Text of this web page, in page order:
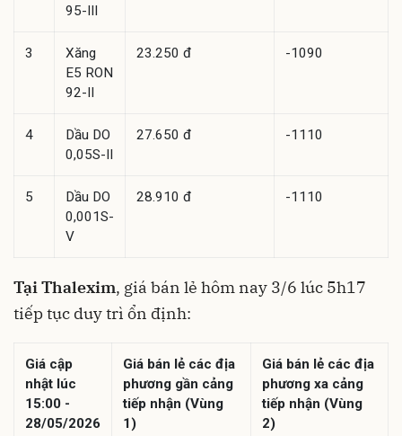
95-III
3
Xăng
E5 RON
92-II
23.250 đ -1090
4
Dầu DO
0,05S-II
27.650 đ -1110
5
Dầu DO
0,001S-
V
28.910 đ -1110
Tại Thalexim, giá bán lẻ hôm nay 3/6 lúc 5h17
tiếp tục duy trì ổn định:
Giá cập
nhật lúc
15:00 -
28/05/2026
Giá bán lẻ các địa
phương gần cảng
tiếp nhận (Vùng
1)
Giá bán lẻ các địa
phương xa cảng
tiếp nhận (Vùng
2)